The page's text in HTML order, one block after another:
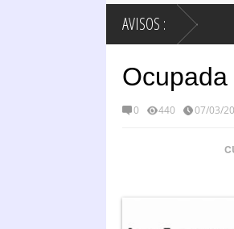
AVISOS :
0 440 07/03/